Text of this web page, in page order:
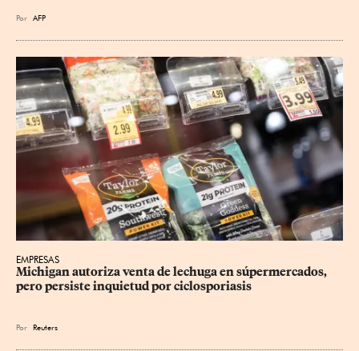
Por AFP
EMPRESAS
Michigan autoriza venta de lechuga en súpermercados,
pero persiste inquietud por ciclosporiasis
Por Reuters